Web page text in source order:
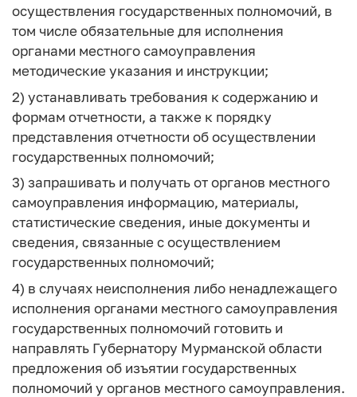
осуществления государственных полномочий, в
том числе обязательные для исполнения
органами местного самоуправления
методические указания и инструкции;
2) устанавливать требования к содержанию и
формам отчетности, а также к порядку
представления отчетности об осуществлении
государственных полномочий;
3) запрашивать и получать от органов местного
самоуправления информацию, материалы,
статистические сведения, иные документы и
сведения, связанные с осуществлением
государственных полномочий;
4) в случаях неисполнения либо ненадлежащего
исполнения органами местного самоуправления
государственных полномочий готовить и
направлять Губернатору Мурманской области
предложения об изъятии государственных
полномочий у органов местного самоуправления.